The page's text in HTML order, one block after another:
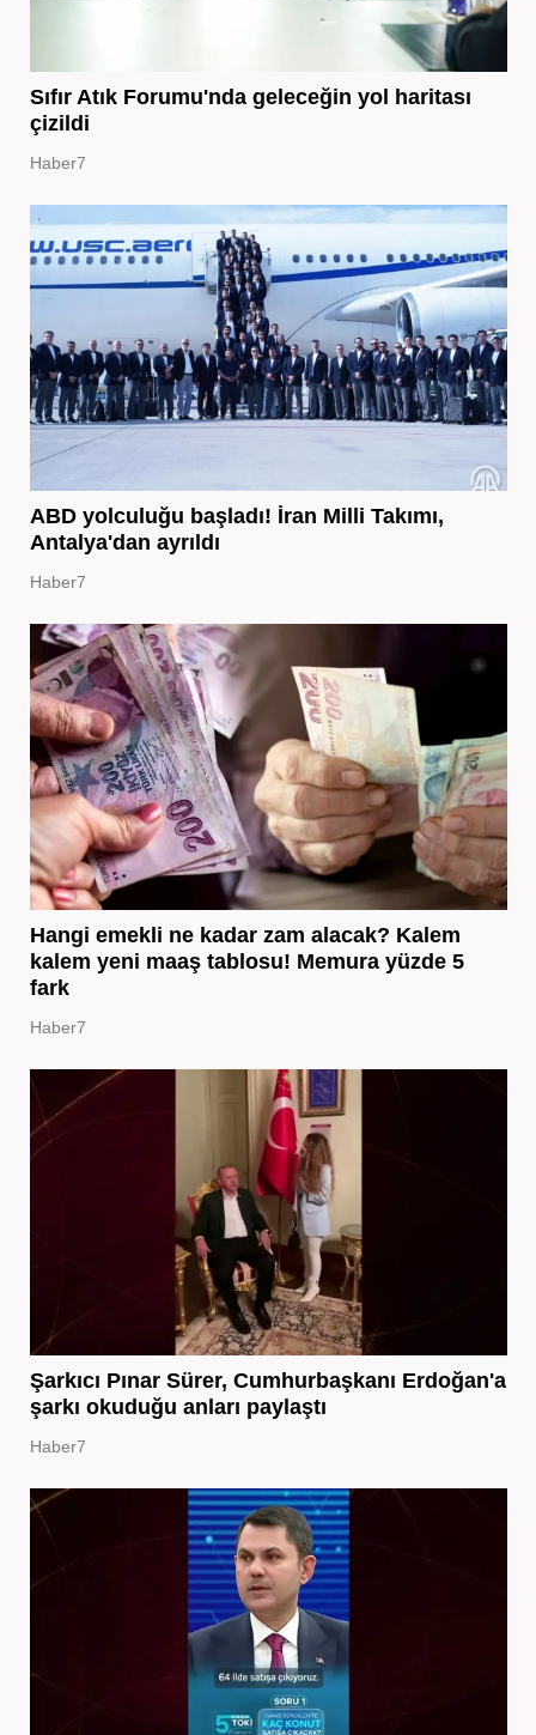
Sıfır Atık Forumu'nda geleceğin yol haritası
çizildi
Haber7
ABD yolculuğu başladı! İran Milli Takımı,
Antalya'dan ayrıldı
Haber7
Hangi emekli ne kadar zam alacak? Kalem
kalem yeni maaş tablosu! Memura yüzde 5
fark
Haber7
Şarkıcı Pınar Sürer, Cumhurbaşkanı Erdoğan'a
şarkı okuduğu anları paylaştı
Haber7